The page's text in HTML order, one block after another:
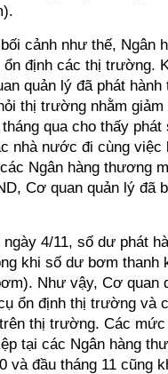
cảnh như thế, Ngân
định các thị trường.
quản lý đã phát
thị trường nhằm
qua cho thấy phát
nhà nước đi cùng việc
Ngân hàng thương
Cơ quan quản lý đã
4/11, số dư phát
khi số dư bơm thanh
Như vậy, Cơ quan
ổn định thị trường và
thị trường. Các
tại các Ngân hàng
và đầu tháng 11 cũng